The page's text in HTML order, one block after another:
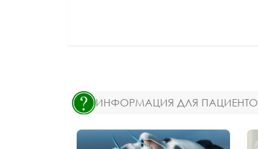
ИНФОРМАЦИЯ ДЛЯ